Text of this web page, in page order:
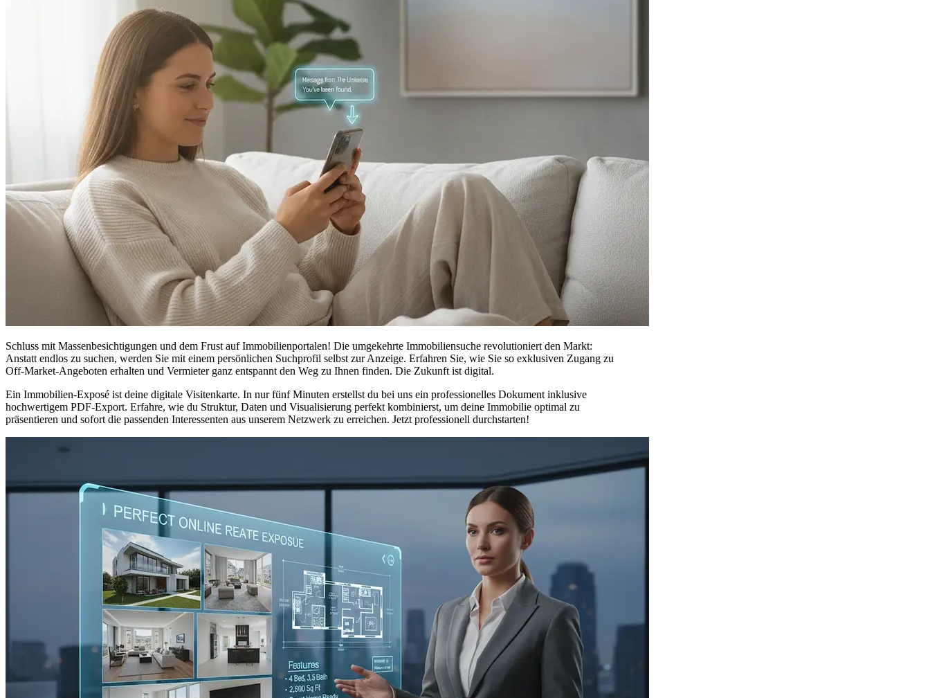
Schluss mit Massenbesichtigungen und dem Frust auf Immobilienportalen! Die umgekehrte Immobiliensuche revolutioniert den Markt:
Anstatt endlos zu suchen, werden Sie mit einem persönlichen Suchprofil selbst zur Anzeige. Erfahren Sie, wie Sie so exklusiven Zugang zu
Off-Market-Angeboten erhalten und Vermieter ganz entspannt den Weg zu Ihnen finden. Die Zukunft ist digital.
Ein Immobilien-Exposé ist deine digitale Visitenkarte. In nur fünf Minuten erstellst du bei uns ein professionelles Dokument inklusive
hochwertigem PDF-Export. Erfahre, wie du Struktur, Daten und Visualisierung perfekt kombinierst, um deine Immobilie optimal zu
präsentieren und sofort die passenden Interessenten aus unserem Netzwerk zu erreichen. Jetzt professionell durchstarten!